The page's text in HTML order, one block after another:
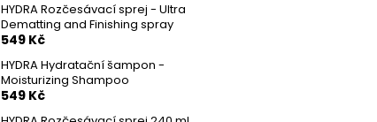
HYDRA Rozčesávací sprej - Ultra
Dematting and Finishing spray
549 Kč
HYDRA Hydratační šampon -
Moisturizing Shampoo
549 Kč